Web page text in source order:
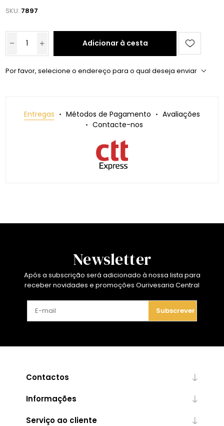
SKU: 7897
Adicionar à cesta
Por favor, selecione o endereço para o qual deseja enviar
Entregas Métodos de Pagamento
Avaliações
Contacte-nos
Newsletter
Após a subscrição será adicionado à nossa lista para
receber novidades e promoções Ourivesaria Central
Subscrever
Contactos
Informações
Serviço ao cliente